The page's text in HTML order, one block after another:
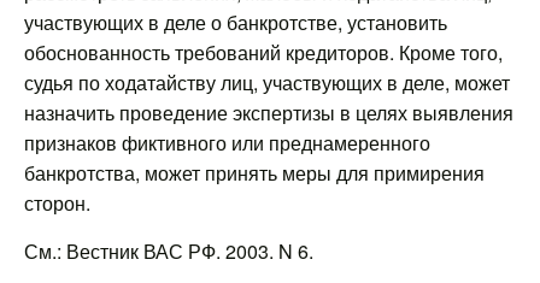
участвующих в деле о банкротстве, установить
обоснованность требований кредиторов. Кроме того,
судья по ходатайству лиц, участвующих в деле, может
назначить проведение экспертизы в целях выявления
признаков фиктивного или преднамеренного
банкротства, может принять меры для примирения
сторон.
См.: Вестник ВАС РФ. 2003. N 6.